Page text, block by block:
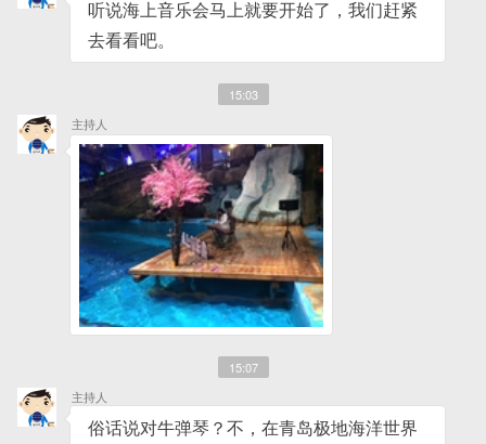
听说海上音乐会马上就要开始了，我们赶紧
去看看吧。
15:03
主持人
15:07
主持人
俗话说对牛弹琴？不，在青岛极地海洋世界